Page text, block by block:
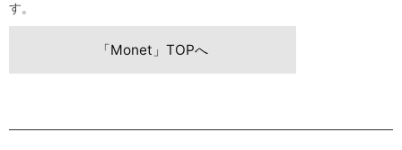
す。
「Monet」TOPへ